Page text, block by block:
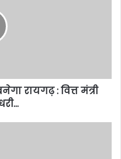
रायगढ़ : वित्त मंत्री